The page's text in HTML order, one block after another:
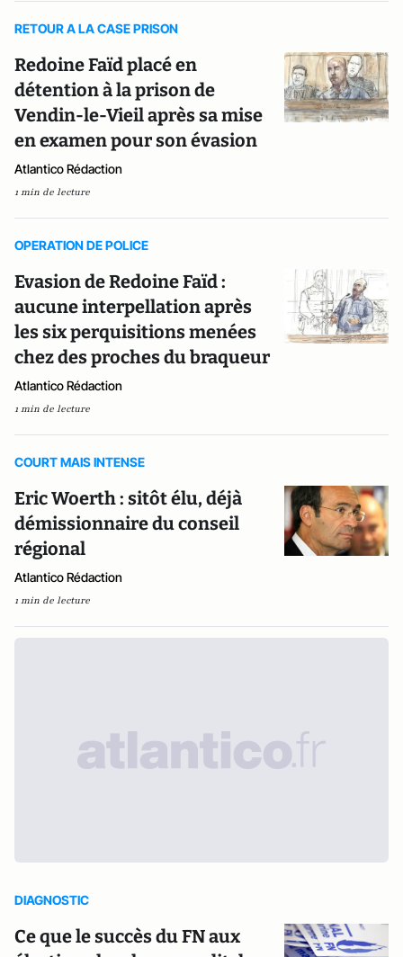
RETOUR A LA CASE PRISON
Redoine Faïd placé en
détention à la prison de
Vendin-le-Vieil après sa mise
en examen pour son évasion
Atlantico Rédaction
1 min de lecture
OPERATION DE POLICE
Evasion de Redoine Faïd :
aucune interpellation après
les six perquisitions menées
chez des proches du braqueur
Atlantico Rédaction
1 min de lecture
COURT MAIS INTENSE
Eric Woerth : sitôt élu, déjà
démissionnaire du conseil
régional
Atlantico Rédaction
1 min de lecture
DIAGNOSTIC
Ce que le succès du FN aux